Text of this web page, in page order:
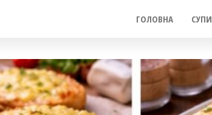
ГОЛОВНА СУПИ